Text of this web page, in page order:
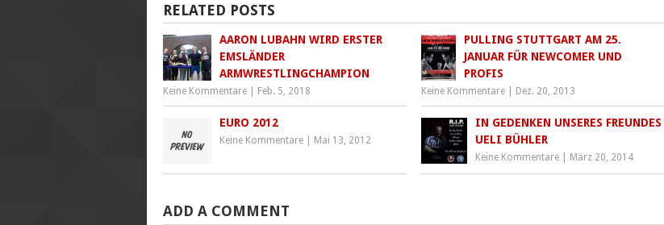
RELATED POSTS
AARON LUBAHN WIRD ERSTER
EMSLÄNDER
ARMWRESTLINGCHAMPION
Keine Kommentare Feb. 5, 2018
PULLING STUTTGART AM 25.
JANUAR FÜR NEWCOMER UND
PROFIS
Keine Kommentare Dez. 20, 2013
EURO 2012
Keine Kommentare Mai 13, 2012
IN GEDENKEN UNSERES FREUNDES
UELI BÜHLER
Keine Kommentare März 20, 2014
ADD A COMMENT